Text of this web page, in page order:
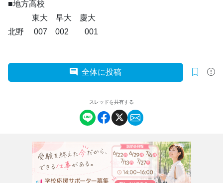
■地方高校
東大 早大 慶大
北野 007 002 001
全体に投稿
スレッドを共有する